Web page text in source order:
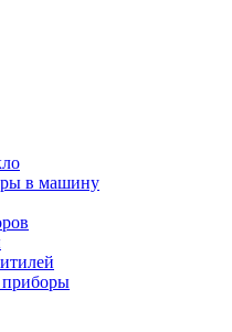
в машину
приборы